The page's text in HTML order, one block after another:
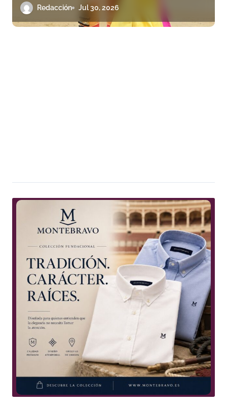
Huallanca
Redacción Jul 30, 2026